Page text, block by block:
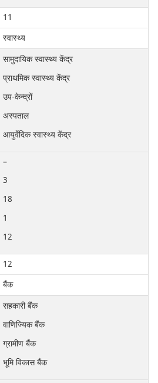
11
स्वास्थ्य
सामुदायिक स्वास्थ्य केंद्र
प्राथमिक स्वास्थ्य केंद्र
उप-केन्द्रों
अस्पताल
आयुर्वेदिक स्वास्थ्य केंद्र
–
3
18
1
12
12
बैंक
सहकारी बैंक
वाणिज्यिक बैंक
ग्रामीण बैंक
भूमि विकास बैंक